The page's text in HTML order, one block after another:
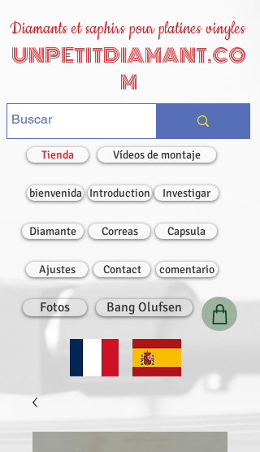
Diamants et saphirs pour platines vinyles
UNPETITDIAMANT.CO
M
Tienda Vídeos de montaje
bienvenida Introduction Investigar
Diamante Correas Capsula
Ajustes Contact comentario
Fotos Bang Olufsen